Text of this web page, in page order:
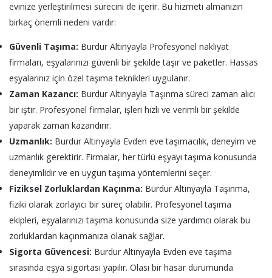
evinize yerleştirilmesi sürecini de içerir. Bu hizmeti almanızın
birkaç önemli nedeni vardır:
Güvenli Taşıma: Burdur Altınyayla Profesyonel nakliyat
firmaları, eşyalarınızı güvenli bir şekilde taşır ve paketler. Hassas
eşyalarınız için özel taşıma teknikleri uygulanır.
Zaman Kazancı: Burdur Altınyayla Taşınma süreci zaman alıcı
bir iştir. Profesyonel firmalar, işleri hızlı ve verimli bir şekilde
yaparak zaman kazandırır.
Uzmanlık: Burdur Altınyayla Evden eve taşımacılık, deneyim ve
uzmanlık gerektirir. Firmalar, her türlü eşyayı taşıma konusunda
deneyimlidir ve en uygun taşıma yöntemlerini seçer.
Fiziksel Zorluklardan Kaçınma: Burdur Altınyayla Taşınma,
fiziki olarak zorlayıcı bir süreç olabilir. Profesyonel taşıma
ekipleri, eşyalarınızı taşıma konusunda size yardımcı olarak bu
zorluklardan kaçınmanıza olanak sağlar.
Sigorta Güvencesi: Burdur Altınyayla Evden eve taşıma
sırasında eşya sigortası yapılır. Olası bir hasar durumunda